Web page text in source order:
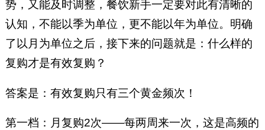
势，又能及时调整，餐饮新手一定要对此有清晰的
认知，不能以季为单位，更不能以年为单位。明确
了以月为单位之后，接下来的问题就是：什么样的
复购才是有效复购？
答案是：有效复购只有三个黄金频次！
第一档：月复购2次——每两周来一次，这是高频的